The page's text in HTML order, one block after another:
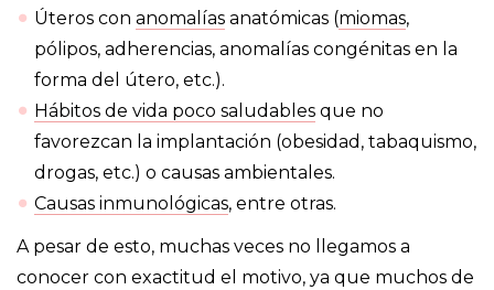
Úteros con anomalías anatómicas (miomas,
pólipos, adherencias, anomalías congénitas en la
forma del útero, etc.).
Hábitos de vida poco saludables que no
favorezcan la implantación (obesidad, tabaquismo,
drogas, etc.) o causas ambientales.
Causas inmunológicas, entre otras.
A pesar de esto, muchas veces no llegamos a
conocer con exactitud el motivo, ya que muchos de